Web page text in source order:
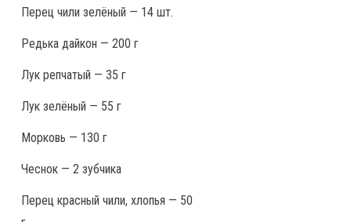
Перец чили зелёный — 14 шт.
Редька дайкон — 200 г
Лук репчатый — 35 г
Лук зелёный — 55 г
Морковь — 130 г
Чеснок — 2 зубчика
Перец красный чили, хлопья — 50